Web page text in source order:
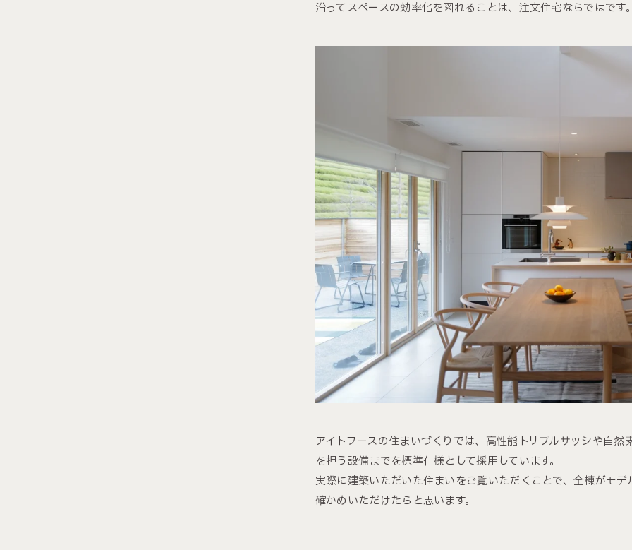
沿ってスペースの効率化を図れることは、注文住宅ならではです
アイトフースの住まいづくりでは、高性能トリプルサッシや自
を担う設備までを標準仕様として採用しています。
実際に建築いただいた住まいをご覧いただくことで、全棟がモ
確かめいただけたらと思います。